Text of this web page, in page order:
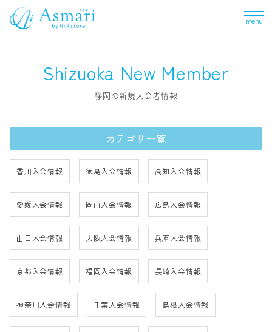
menu
Shizuoka New Member
静岡の新規入会者情報
カテゴリ一覧
香川入会情報 徳島入会情報 高知入会情報
愛媛入会情報 岡山入会情報 広島入会情報
山口入会情報 大阪入会情報 兵庫入会情報
京都入会情報 福岡入会情報 長崎入会情報
神奈川入会情報 千葉入会情報 島根入会情報